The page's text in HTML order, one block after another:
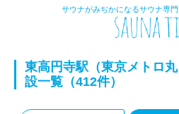
サウナがみぢかになるサウナ専
東高円寺駅（東京メトロ
設一覧（412件）